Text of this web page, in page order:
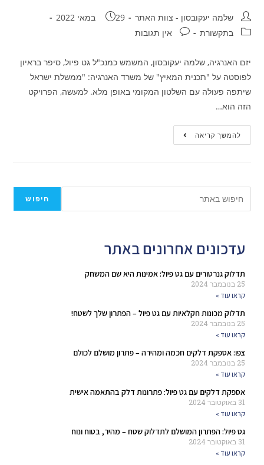
שלמה יעקובסון - צוות האתר
29 במאי 2022
בתקשורת
אין תגובות
יזם האנרגיה, שלמה יעקובסון, המשמש כמנכ"ל גט פיול, סיפר בראיון
לפוסטה על "תכנית המאיץ" של משרד האנרגיה: "ממשלת ישראל
שיתפה פעולה עם השלטון המקומי באופן מלא. למעשה, הפרויקט
הזה הוא…
להמשך קריאה
חיפוש
עדכונים אחרונים באתר
תדלוק גנרטורים עם גט פיול: אמינות היא שם המשחק
25 בנובמבר 2024
קראו עוד »
תדלוק מכונות חקלאיות עם גט פיול – הפתרון שלך לשטח!
25 בנובמבר 2024
קראו עוד »
צפו: אספקת דלקים חכמה ומהירה – פתרון מושלם לכולם
25 בנובמבר 2024
קראו עוד »
אספקת דלקים עם גט פיול: פתרונות דלק בהתאמה אישית
31 באוקטובר 2024
קראו עוד »
גט פיול: הפתרון המושלם לתדלוק שטח – מהיר, בטוח ונוח
31 באוקטובר 2024
קראו עוד »